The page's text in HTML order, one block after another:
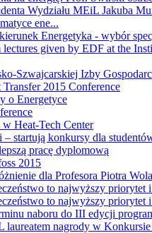
Wydziału MEiL Jakuba
ene...
Energetyka - wybór
given by EDF at the
Szwajcarskiej Izby
2015 Conference
o Energetyce
Heat-Tech Center
startują konkursy dla
pracę dyplomową
2015
dla Profesora Piotra
to najwyższy
to najwyższy
naboru do III edycji
laureatem nagrody w